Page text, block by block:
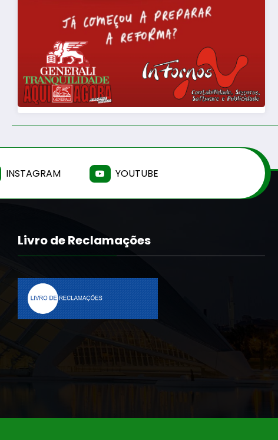
INSTAGRAM YOUTUBE
Livro de Reclamações